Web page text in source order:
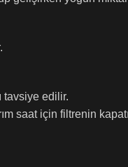
tavsiye edilir.
saat için filtrenin